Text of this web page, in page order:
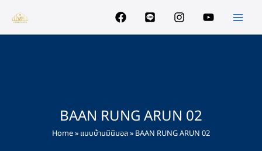
content
BAAN RUNG ARUN 02
Home» แบบบ้านมินิมอล» BAAN RUNG ARUN 02